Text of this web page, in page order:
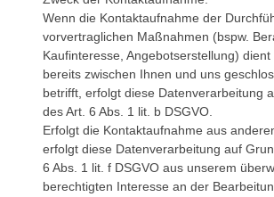
Wenn die Kontaktaufnahme der
vorvertraglichen Maßnahmen (bspw.
Kaufinteresse, Angebotserstellung)
bereits zwischen Ihnen und uns
betrifft, erfolgt diese Datenverarbeitung
des Art. 6 Abs. 1 lit. b DSGVO.
Erfolgt die Kontaktaufnahme aus
erfolgt diese Datenverarbeitung auf
6 Abs. 1 lit. f DSGVO aus unserem
berechtigten Interesse an der